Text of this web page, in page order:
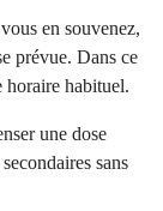
en souvenez,
prévue. Dans ce
horaire habituel.
une dose
sans